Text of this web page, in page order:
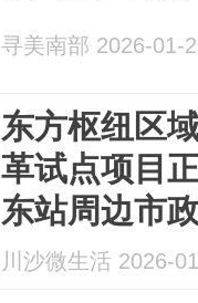
寻美南部 2026-01-
东方枢纽区
革试点项目
东站周边市
川沙微生活 2026-